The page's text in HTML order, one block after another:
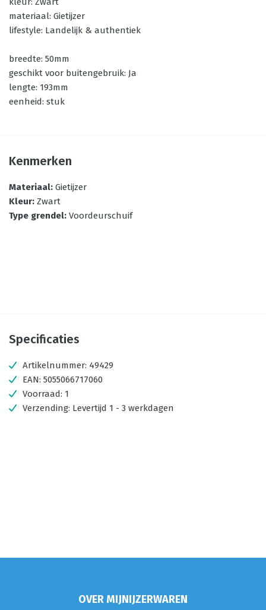
materiaal: Gietijzer
lifestyle: Landelijk & authentiek
breedte: 50mm
geschikt voor buitengebruik: Ja
lengte: 193mm
eenheid: stuk
Kenmerken
Materiaal: Gietijzer
Kleur: Zwart
Type grendel: Voordeurschuif
Specificaties
Artikelnummer: 49429
EAN: 5055066717060
Voorraad: 1
Verzending: Levertijd 1 - 3 werkdagen
OVER MIJNIJZERWAREN